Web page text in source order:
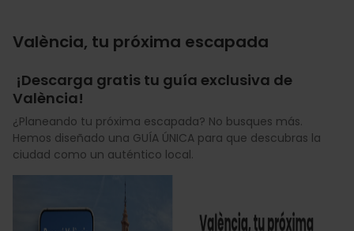
València, tu próxima escapada
¡Descarga gratis tu guía exclusiva de
València!
¿Planeando tu próxima escapada? No busques más.
Hemos diseñado una GUÍA ÚNICA para que descubras la
ciudad como un auténtico local.